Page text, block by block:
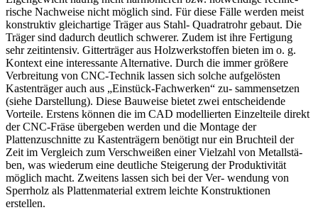
rische Nachweise nicht möglich sind. Für diese Fälle werden meist
konstruktiv gleichartige Träger aus Stahl- Quadratrohr gebaut. Die
Träger sind dadurch deutlich schwerer. Zudem ist ihre Fertigung
sehr zeitintensiv. Gitterträger aus Holzwerkstoffen bieten im o. g.
Kontext eine interessante Alternative. Durch die immer größere
Verbreitung von CNC-Technik lassen sich solche aufgelösten
Kastenträger auch aus „Einstück-Fachwerken“ zu- sammensetzen
(siehe Darstellung). Diese Bauweise bietet zwei entscheidende
Vorteile. Erstens können die im CAD modellierten Einzelteile direkt
der CNC-Fräse übergeben werden und die Montage der
Plattenzuschnitte zu Kastenträgern benötigt nur ein Bruchteil der
Zeit im Vergleich zum Verschweißen einer Vielzahl von Metallstä-
ben, was wiederum eine deutliche Steigerung der Produktivität
möglich macht. Zweitens lassen sich bei der Ver- wendung von
Sperrholz als Plattenmaterial extrem leichte Konstruktionen
erstellen.